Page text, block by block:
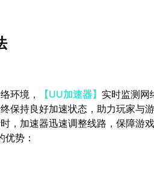
环境， 【UU加速器】 实时监测网
保持良好加速状态，助力玩家与
，加速器迅速调整线路，保障游
优势：